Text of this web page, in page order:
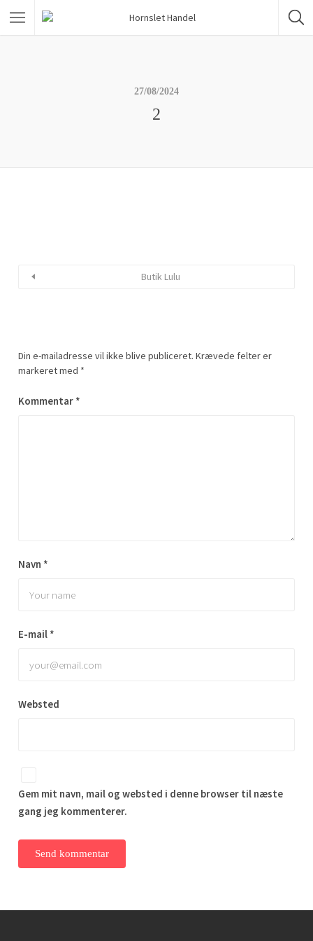
27/08/2024
2
Butik Lulu
Din e-mailadresse vil ikke blive publiceret. Krævede felter er
markeret med *
Kommentar *
Navn *
E-mail *
Websted
Gem mit navn, mail og websted i denne browser til næste
gang jeg kommenterer.